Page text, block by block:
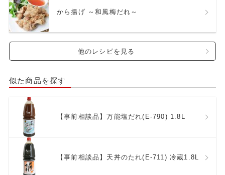
から揚げ ～和風梅だれ～
他のレシピを見る
似た商品を探す
【事前相談品】万能塩だれ(E-790) 1.8L
【事前相談品】天丼のたれ(E-711) 冷蔵1.8L